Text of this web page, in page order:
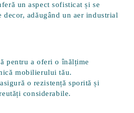
un aspect sofisticat și se
decor, adăugând un aer industrial
pentru a oferi o înălțime
mobilierului tău.
o rezistență sporită și
considerabile.